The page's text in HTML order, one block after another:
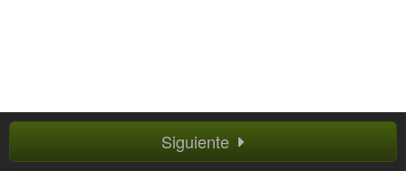
Siguiente